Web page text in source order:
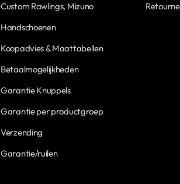
Custom Rawlings, Mizuno
Handschoenen
Koopadvies & Maattabellen
Betaalmogelijkheden
Garantie Knuppels
Garantie per productgroep
Verzending
Garantie/ruilen